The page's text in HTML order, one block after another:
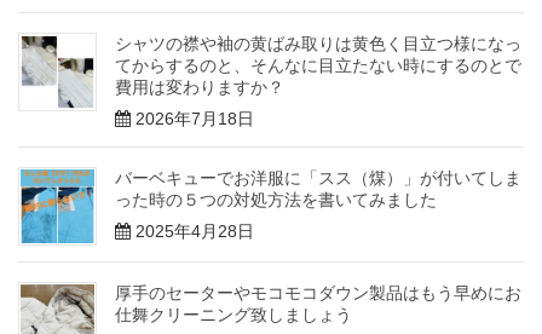
シャツの襟や袖の黄ばみ取りは黄色く目立つ様になっ
てからするのと、そんなに目立たない時にするのとで
費用は変わりますか？
2026年7月18日
バーベキューでお洋服に「スス（煤）」が付いてしま
った時の５つの対処方法を書いてみました
2025年4月28日
厚手のセーターやモコモコダウン製品はもう早めにお
仕舞クリーニング致しましょう